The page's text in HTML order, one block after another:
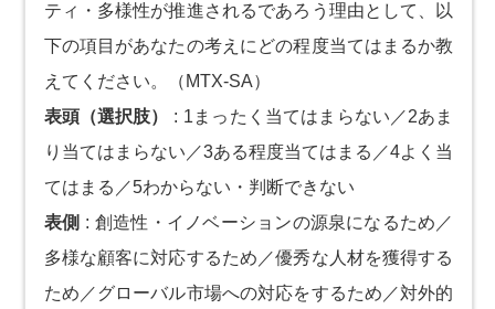
ティ・多様性が推進されるであろう理由として、以
下の項目があなたの考えにどの程度当てはまるか教
えてください。（MTX-SA）
表頭（選択肢）
: 1まったく当てはまらない／2あま
り当てはまらない／3ある程度当てはまる／4よく当
てはまる／5わからない・判断できない
表側 : 創造性・イノベーションの源泉になるため／
多様な顧客に対応するため／優秀な人材を獲得する
ため／グローバル市場への対応をするため／対外的